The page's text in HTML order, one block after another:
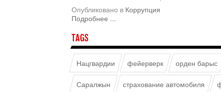
Опубликовано в Коррупция
Подробнее ...
TAGS
Нацгвардии фейерверк орден барыс
Саралжын страхование автомобиля